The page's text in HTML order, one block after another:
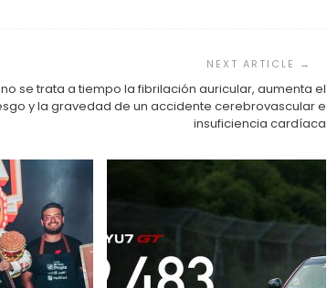
no se trata a tiempo la fibrilación auricular, aumenta el
y la gravedad de un accidente cerebrovascular e
insuficiencia cardíaca